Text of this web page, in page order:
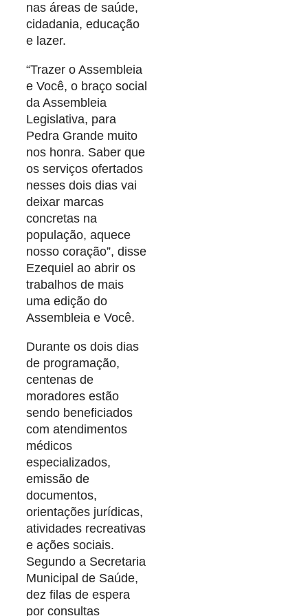
nas áreas de saúde,
cidadania, educação
e lazer.
“Trazer o Assembleia
e Você, o braço social
da Assembleia
Legislativa, para
Pedra Grande muito
nos honra. Saber que
os serviços ofertados
nesses dois dias vai
deixar marcas
concretas na
população, aquece
nosso coração”, disse
Ezequiel ao abrir os
trabalhos de mais
uma edição do
Assembleia e Você.
Durante os dois dias
de programação,
centenas de
moradores estão
sendo beneficiados
com atendimentos
médicos
especializados,
emissão de
documentos,
orientações jurídicas,
atividades recreativas
e ações sociais.
Segundo a Secretaria
Municipal de Saúde,
dez filas de espera
por consultas